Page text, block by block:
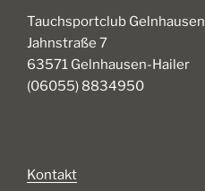
Tauchsportclub Gelnhausen
Jahnstraße 7
63571 Gelnhausen-Hailer
(06055) 8834950
Kontakt